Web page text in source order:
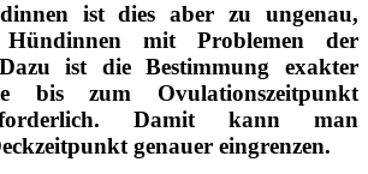
ist dies aber zu ungenau,
Hündinnen mit Problemen der
ist die Bestimmung exakter
bis zum Ovulationszeitpunkt
Damit kann man
genauer eingrenzen.